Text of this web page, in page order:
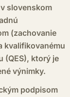
slovenskom
(zachovanie
kvalifikovanému
(QES), ktorý je
výnimky.
podpisom